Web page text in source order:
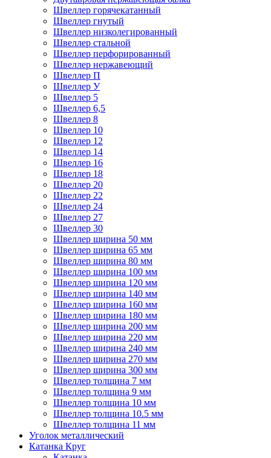
Швеллер горячекатанный
Швеллер гнутый
Швеллер низколегированный
Швеллер стальной
Швеллер перфорированный
Швеллер нержавеющий
Швеллер П
Швеллер У
Швеллер 5
Швеллер 6,5
Швеллер 8
Швеллер 10
Швеллер 12
Швеллер 14
Швеллер 16
Швеллер 18
Швеллер 20
Швеллер 22
Швеллер 24
Швеллер 27
Швеллер 30
Швеллер ширина 50 мм
Швеллер ширина 65 мм
Швеллер ширина 80 мм
Швеллер ширина 100 мм
Швеллер ширина 120 мм
Швеллер ширина 140 мм
Швеллер ширина 160 мм
Швеллер ширина 180 мм
Швеллер ширина 200 мм
Швеллер ширина 220 мм
Швеллер ширина 240 мм
Швеллер ширина 270 мм
Швеллер ширина 300 мм
Швеллер толщина 7 мм
Швеллер толщина 9 мм
Швеллер толщина 10 мм
Швеллер толщина 10.5 мм
Швеллер толщина 11 мм
Уголок металлический
Катанка Круг